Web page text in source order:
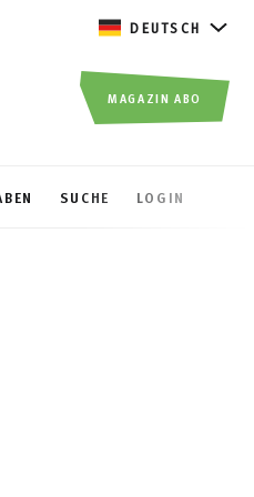
DEUTSCH
SUCHE LOGIN
MAGAZIN ABO